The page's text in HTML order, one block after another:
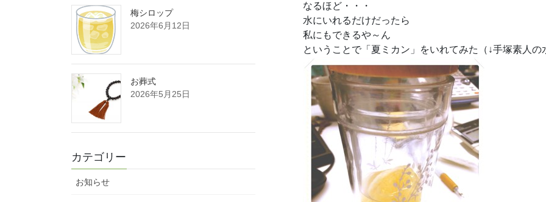
なるほど・・・
水にいれるだけだったら
私にもできるや～ん
ということで「夏ミカン」をいれてみた（↓手塚素人の
梅シロップ
2026年6月12日
お葬式
2026年5月25日
カテゴリー
お知らせ